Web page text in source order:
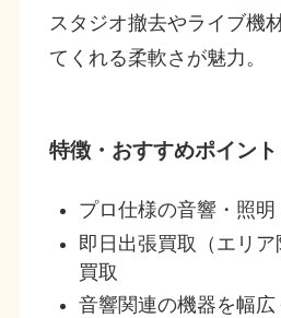
スタジオ撤去やライブ機
てくれる柔軟さが魅力。
特徴・おすすめポイント
プロ仕様の音響・照
即日出張買取（エリ
買取
音響関連の機器を幅広